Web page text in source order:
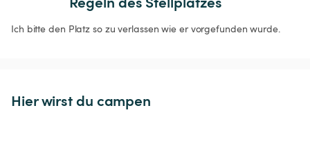
Ich bitte den Platz so zu verlassen wie er vorgefunden wurde.
Hier wirst du campen